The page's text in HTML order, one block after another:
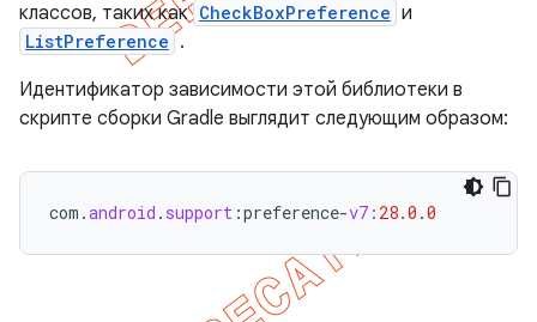
классов, таких как CheckBoxPreference и
ListPreference .
Идентификатор зависимости этой библиотеки в
скрипте сборки Gradle выглядит следующим образом:
com .android . support :preference-v7: 28.0 .0